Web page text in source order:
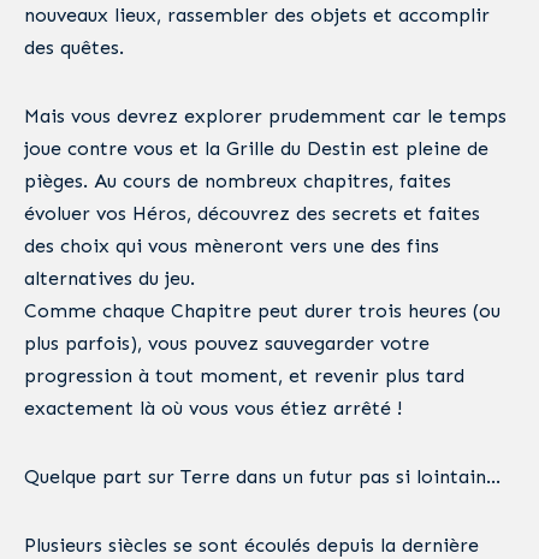
nouveaux lieux, rassembler des objets et accomplir
des quêtes.
Mais vous devrez explorer prudemment car le temps
joue contre vous et la Grille du Destin est pleine de
pièges. Au cours de nombreux chapitres, faites
évoluer vos Héros, découvrez des secrets et faites
des choix qui vous mèneront vers une des fins
alternatives du jeu.
Comme chaque Chapitre peut durer trois heures (ou
plus parfois), vous pouvez sauvegarder votre
progression à tout moment, et revenir plus tard
exactement là où vous vous étiez arrêté !
Quelque part sur Terre dans un futur pas si lointain…
Plusieurs siècles se sont écoulés depuis la dernière